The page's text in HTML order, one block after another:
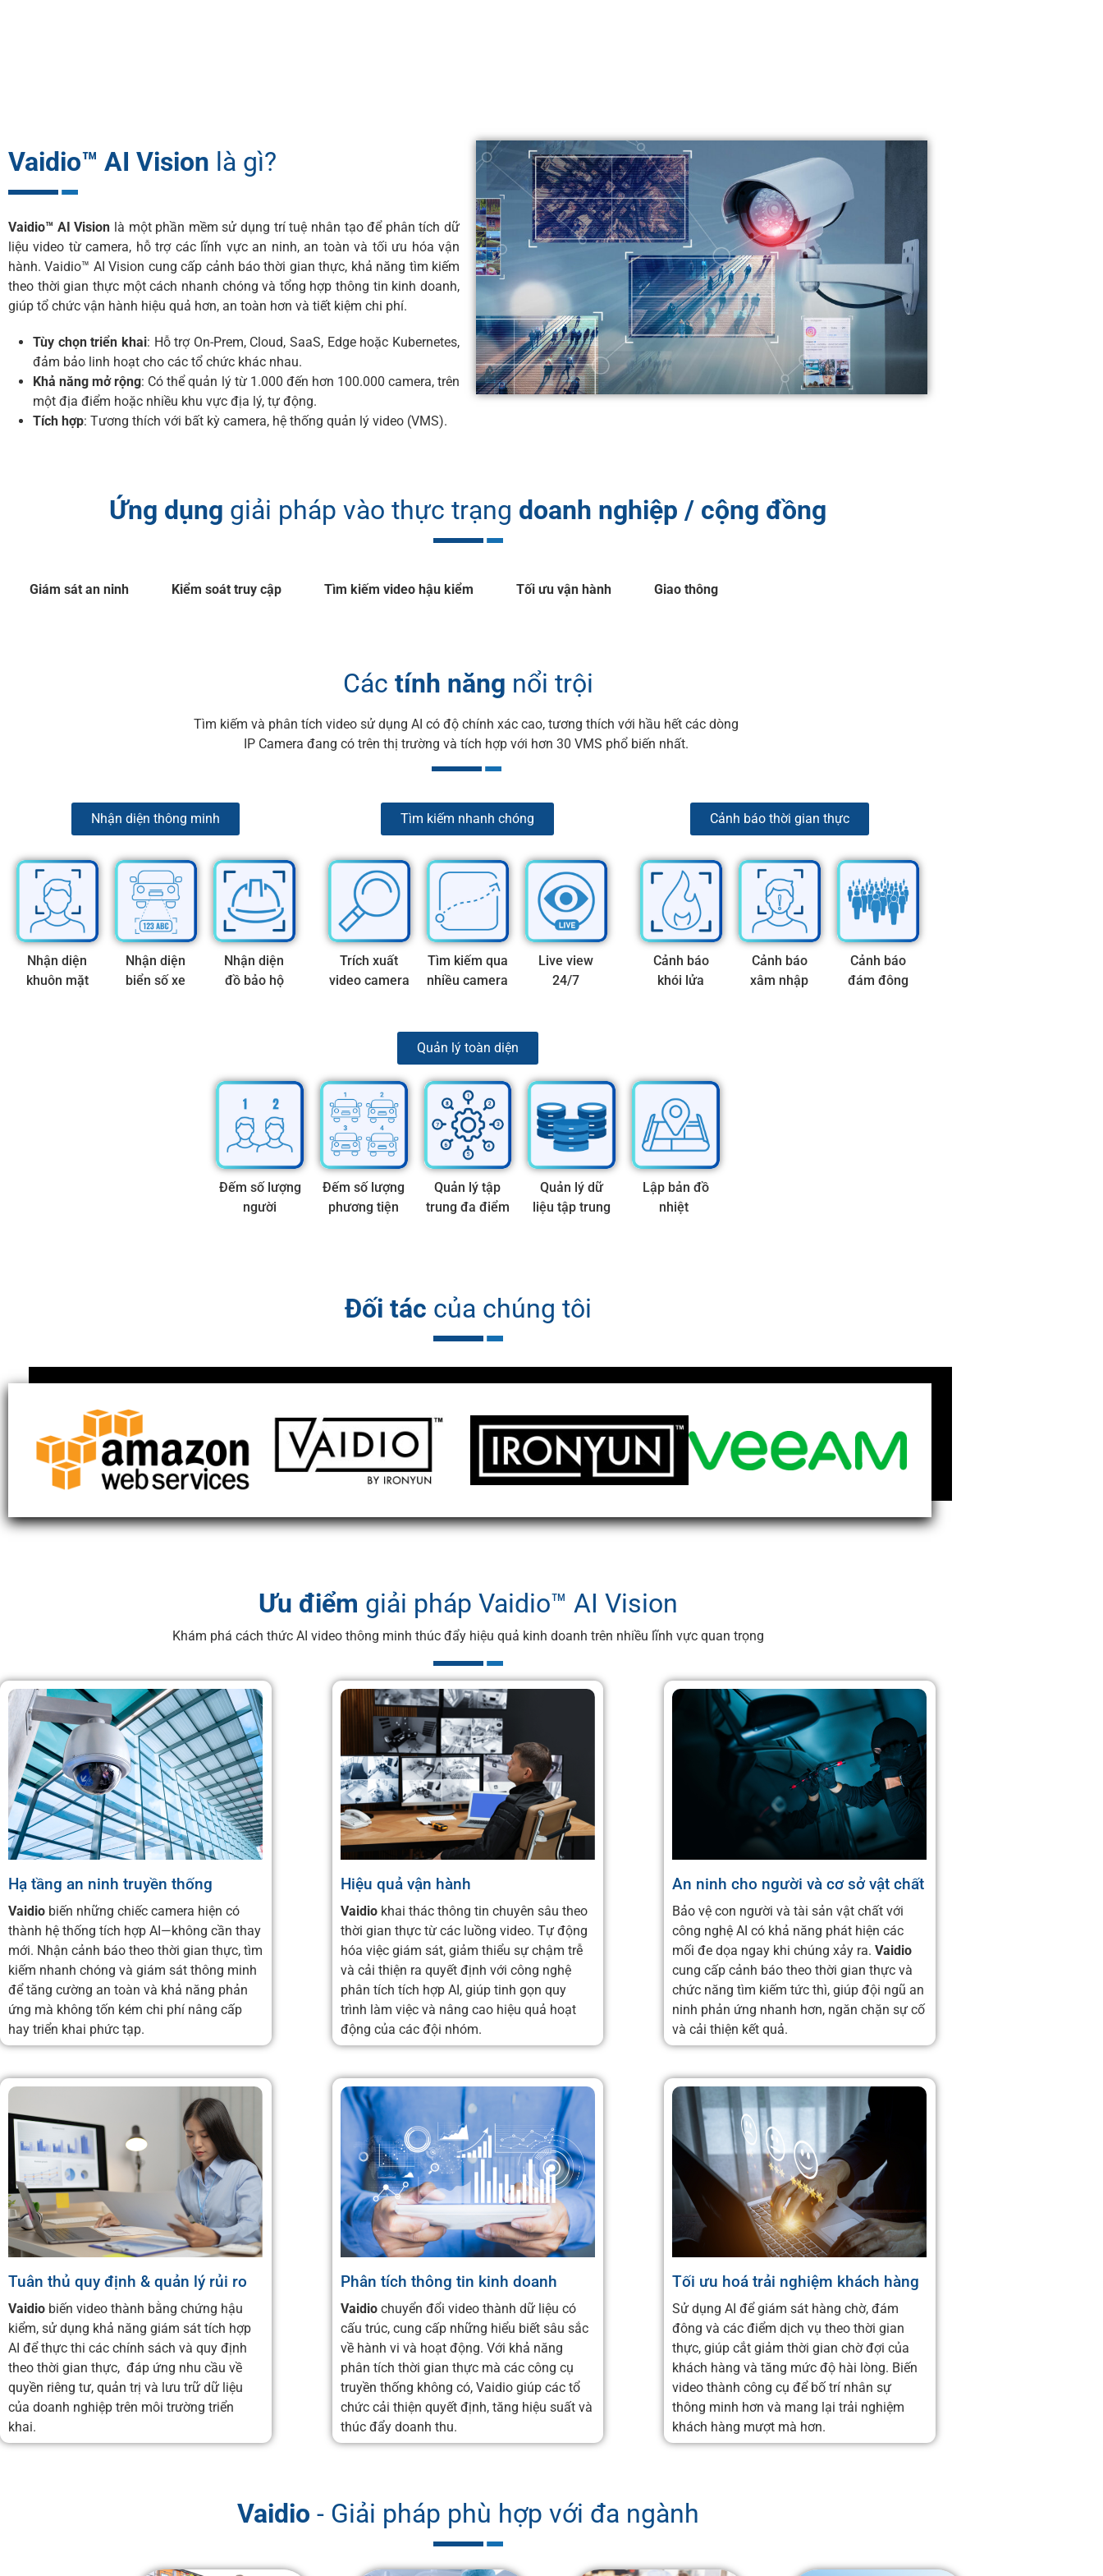
Vaidio™ AI Vision là gì?
Vaidio™ AI Vision là một phần mềm sử dụng trí tuệ nhân tạo để phân tích dữ
liệu video từ camera, hỗ trợ các lĩnh vực an ninh, an toàn và tối ưu hóa vận
hành. Vaidio™ AI Vision cung cấp cảnh báo thời gian thực, khả năng tìm kiếm
theo thời gian thực một cách nhanh chóng và tổng hợp thông tin kinh doanh,
giúp tổ chức vận hành hiệu quả hơn, an toàn hơn và tiết kiệm chi phí.
Tùy chọn triển khai: Hỗ trợ On-Prem, Cloud, SaaS, Edge hoặc Kubernetes,
đảm bảo linh hoạt cho các tổ chức khác nhau.
Khả năng mở rộng: Có thể quản lý từ 1.000 đến hơn 100.000 camera, trên
một địa điểm hoặc nhiều khu vực địa lý, tự động.
Tích hợp: Tương thích với bất kỳ camera, hệ thống quản lý video (VMS).
Ứng dụng giải pháp vào thực trạng doanh nghiệp / cộng đồng
Giám sát an ninh Kiểm soát truy cập Tìm kiếm video hậu kiểm Tối ưu vận hành Giao thông
Các tính năng nổi trội
Tìm kiếm và phân tích video sử dụng AI có độ chính xác cao, tương thích với hầu hết các dòng
IP Camera đang có trên thị trường và tích hợp với hơn 30 VMS phổ biến nhất.
Nhận diện thông minh
Nhận diện
khuôn mặt
Nhận diện
biển số xe
Nhận diện
đồ bảo hộ
Tìm kiếm nhanh chóng
Trích xuất
video camera
Tìm kiếm qua
nhiều camera
Live view
24/7
Cảnh báo thời gian thực
Cảnh báo
khói lửa
Cảnh báo
xâm nhập
Cảnh báo
đám đông
Quản lý toàn diện
Đếm số lượng
người
Đếm số lượng
phương tiện
Quản lý tập
trung đa điểm
Quản lý dữ
liệu tập trung
Lập bản đồ
nhiệt
Đối tác của chúng tôi
Ưu điểm giải pháp Vaidio™ AI Vision
Khám phá cách thức AI video thông minh thúc đẩy hiệu quả kinh doanh trên nhiều lĩnh vực quan trọng
Hạ tầng an ninh truyền thống
Vaidio biến những chiếc camera hiện có
thành hệ thống tích hợp AI—không cần thay
mới. Nhận cảnh báo theo thời gian thực, tìm
kiếm nhanh chóng và giám sát thông minh
để tăng cường an toàn và khả năng phản
ứng mà không tốn kém chi phí nâng cấp
hay triển khai phức tạp.
Hiệu quả vận hành
Vaidiokhai thác thông tin chuyên sâu theo
thời gian thực từ các luồng video. Tự động
hóa việc giám sát, giảm thiểu sự chậm trễ
và cải thiện ra quyết định với công nghệ
phân tích tích hợp AI, giúp tinh gọn quy
trình làm việc và nâng cao hiệu quả hoạt
động của các đội nhóm.
An ninh cho người và cơ sở vật chất
Bảo vệ con người và tài sản vật chất với
công nghệ AI có khả năng phát hiện các
mối đe dọa ngay khi chúng xảy ra. Vaidio
cung cấp cảnh báo theo thời gian thực và
chức năng tìm kiếm tức thì, giúp đội ngũ an
ninh phản ứng nhanh hơn, ngăn chặn sự cố
và cải thiện kết quả.
Tuân thủ quy định & quản lý rủi ro
Vaidio biến video thành bằng chứng hậu
kiểm, sử dụng khả năng giám sát tích hợp
AI để thực thi các chính sách và quy định
theo thời gian thực, đáp ứng nhu cầu về
quyền riêng tư, quản trị và lưu trữ dữ liệu
của doanh nghiệp trên môi trường triển
khai.
Phân tích thông tin kinh doanh
Vaidiochuyển đổi video thành dữ liệu có
cấu trúc, cung cấp những hiểu biết sâu sắc
về hành vi và hoạt động. Với khả năng
phân tích thời gian thực mà các công cụ
truyền thống không có, Vaidio giúp các tổ
chức cải thiện quyết định, tăng hiệu suất và
thúc đẩy doanh thu.
Tối ưu hoá trải nghiệm khách hàng
Sử dụng AI để giám sát hàng chờ, đám
đông và các điểm dịch vụ theo thời gian
thực, giúp cắt giảm thời gian chờ đợi của
khách hàng và tăng mức độ hài lòng. Biến
video thành công cụ để bố trí nhân sự
thông minh hơn và mang lại trải nghiệm
khách hàng mượt mà hơn.
Vaidio - Giải pháp phù hợp với đa ngành